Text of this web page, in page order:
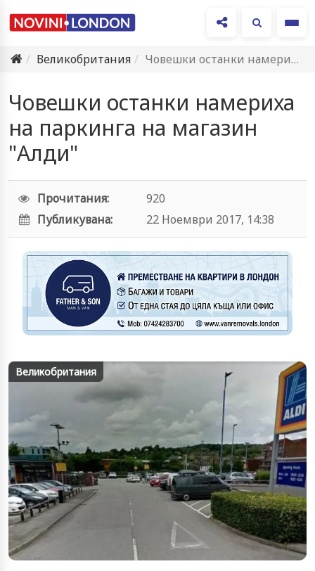
Великобритания
Човешки останки намериха на паркинга на магазин "Алди"
Човешки останки намериха
на паркинга на магазин
"Алди"
Прочитания:
920
Публикувана:
22 Ноември 2017, 14:38
Великобритания